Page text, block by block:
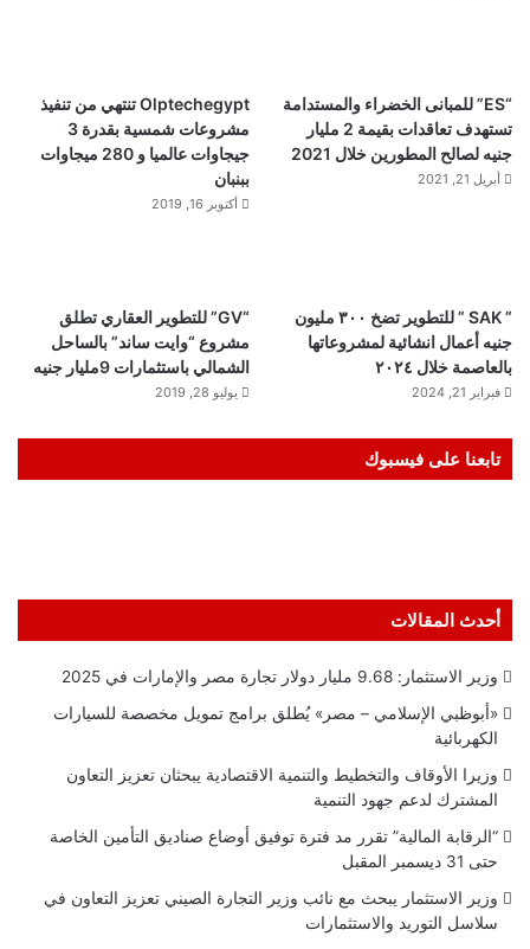
“ES” للمبانى الخضراء والمستدامة
تستهدف تعاقدات بقيمة 2 مليار
جنيه لصالح المطورين خلال 2021
أبريل 21, 2021
Olptechegypt تنتهي من تنفيذ
مشروعات شمسية بقدرة 3
جيجاوات عالميا و 280 ميجاوات
ببنبان
أكتوبر 16, 2019
” SAK ” للتطوير تضخ ٣٠٠ مليون
جنيه أعمال انشائية لمشروعاتها
بالعاصمة خلال ٢٠٢٤
فبراير 21, 2024
“GV” للتطوير العقاري تطلق
مشروع “وايت ساند” بالساحل
الشمالي باستثمارات 9مليار جنيه
يوليو 28, 2019
تابعنا على فيسبوك
أحدث المقالات
وزير الاستثمار: 9.68 مليار دولار تجارة مصر والإمارات في 2025
«أبوظبي الإسلامي – مصر» يُطلق برامج تمويل مخصصة للسيارات
الكهربائية
وزيرا الأوقاف والتخطيط والتنمية الاقتصادية يبحثان تعزيز التعاون
المشترك لدعم جهود التنمية
“الرقابة المالية” تقرر مد فترة توفيق أوضاع صناديق التأمين الخاصة
حتى 31 ديسمبر المقبل
وزير الاستثمار يبحث مع نائب وزير التجارة الصيني تعزيز التعاون في
سلاسل التوريد والاستثمارات